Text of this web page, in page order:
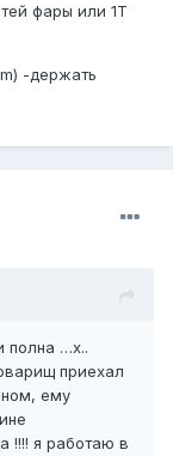
фары или 1Т
-держать
полна …х..
приехал
ему
!!!! я работаю в